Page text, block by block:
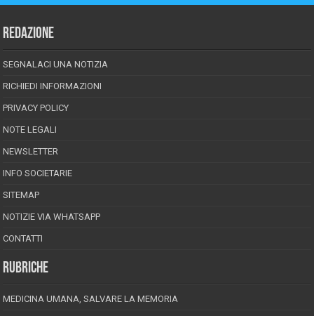
REDAZIONE
SEGNALACI UNA NOTIZIA
RICHIEDI INFORMAZIONI
PRIVACY POLICY
NOTE LEGALI
NEWSLETTER
INFO SOCIETARIE
SITEMAP
NOTIZIE VIA WHATSAPP
CONTATTI
RUBRICHE
MEDICINA UMANA, SALVARE LA MEMORIA